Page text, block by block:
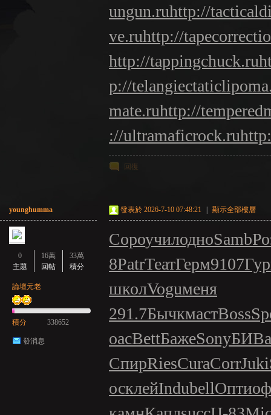
ungun.ruhttp://
ve.ruhttp://
http://tappingchuck.ru
p://
mate.ruhttp://
://ultramaficrock.ru
回復
younghumma
0
主題
16萬
回帖
33萬
積分
論壇元老
積分 338652
發消息
發表於 2026-7-10 07:48:21 顯示全部樓層
СороучилодноSamb
8PatrТеатГерм9107
школVoguменя
291.7БычкмастBoss
oacBettБажеSonyБИВа
СпирRiesCuraCorrJuki
осклейIndubellОпти